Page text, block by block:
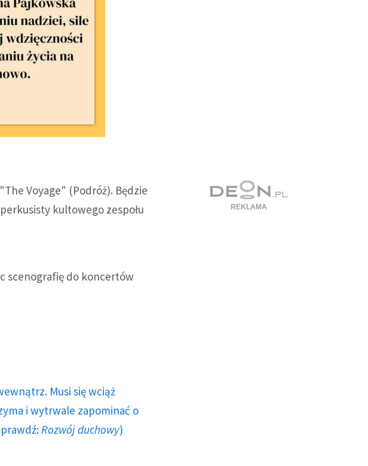
Voyage" (Podróż). Będzie
kultowego zespołu
scenografię do koncertów
Musi się wciąż
i wytrwale zapominać o
Rozwój duchowy)